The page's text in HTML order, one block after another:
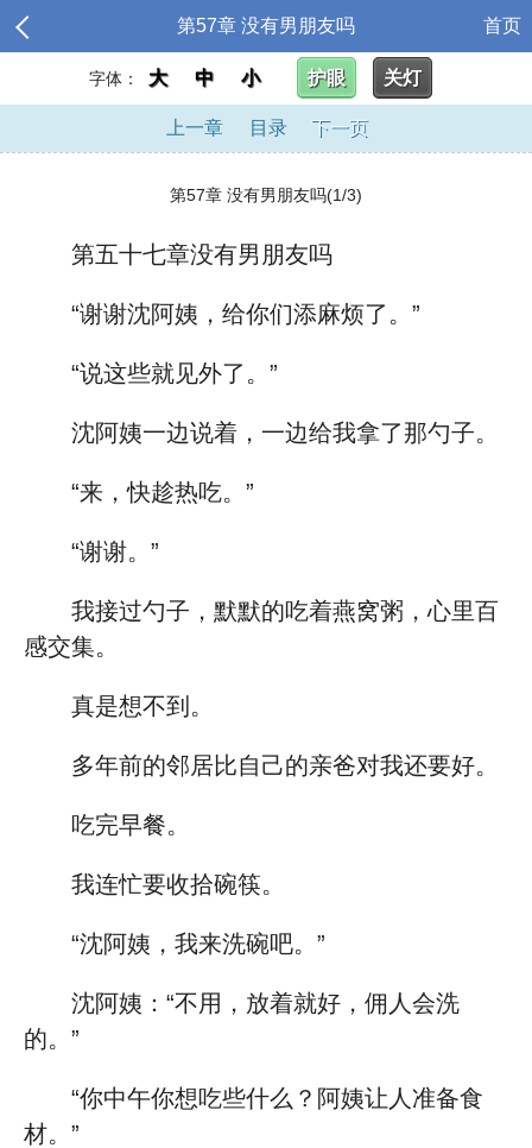
第57章 没有男朋友吗 首页
字体： 大 中 小 护眼 关灯
上一章 目录 下一页
第57章 没有男朋友吗(1/3)
第五十七章没有男朋友吗
“谢谢沈阿姨，给你们添麻烦了。”
“说这些就见外了。”
沈阿姨一边说着，一边给我拿了那勺子。
“来，快趁热吃。”
“谢谢。”
我接过勺子，默默的吃着燕窝粥，心里百
感交集。
真是想不到。
多年前的邻居比自己的亲爸对我还要好。
吃完早餐。
我连忙要收拾碗筷。
“沈阿姨，我来洗碗吧。”
沈阿姨：“不用，放着就好，佣人会洗
的。”
“你中午你想吃些什么？阿姨让人准备食
材。”